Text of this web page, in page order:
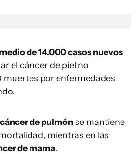
de 14.000 casos nuevos
el cáncer de piel no
muertes por enfermedades
cáncer de pulmónse mantiene
mientras en las
de mama.